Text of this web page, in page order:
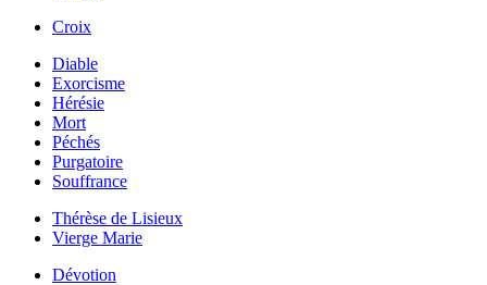
Croix
Diable
Exorcisme
Hérésie
Mort
Péchés
Purgatoire
Souffrance
Thérèse de Lisieux
Vierge Marie
Dévotion